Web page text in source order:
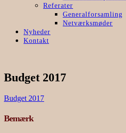
Referater
Generalforsamling
Netværksmøder
Nyheder
Kontakt
Budget 2017
Budget 2017
Bemærk